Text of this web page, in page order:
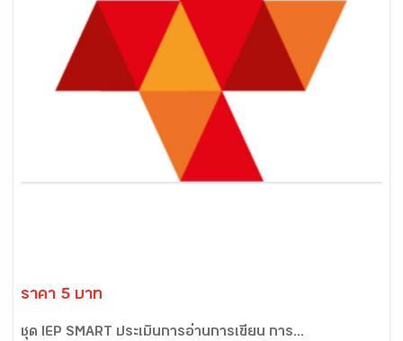
ราคา 5 บาท
ชุด IEP SMART ประเมินการอ่านการเขียน การ...